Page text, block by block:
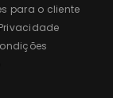
para o cliente